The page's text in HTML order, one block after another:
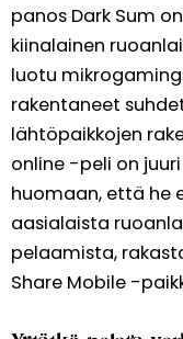
panos Dark Sum
kiinalainen
luotu
rakentaneet
lähtöpaikkojen
online -peli on
huomaan, että he
aasialaista
pelaamista,
Share Mobile -